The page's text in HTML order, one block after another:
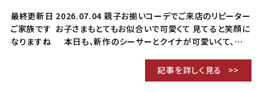
最終更新日 2026.07.04 親子お揃いコーデでご来店のリピーター
ご家族です お子さまもとてもお似合いで可愛くて 見てると笑顔に
なりますね 本日も、新作のシーサーとクイナが可愛いくて、…
記事を詳しく見る